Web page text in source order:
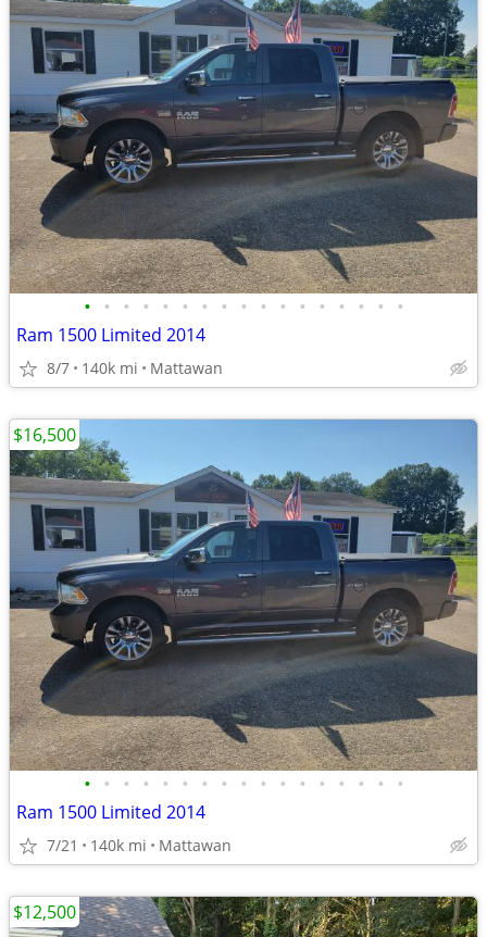
• • • • • • • • • • • • • • • • •
Ram 1500 Limited 2014
8/7 140k mi Mattawan
• • • • • • • • • • • • • • • • •
Ram 1500 Limited 2014
7/21 140k mi Mattawan
$16,500
$12,500